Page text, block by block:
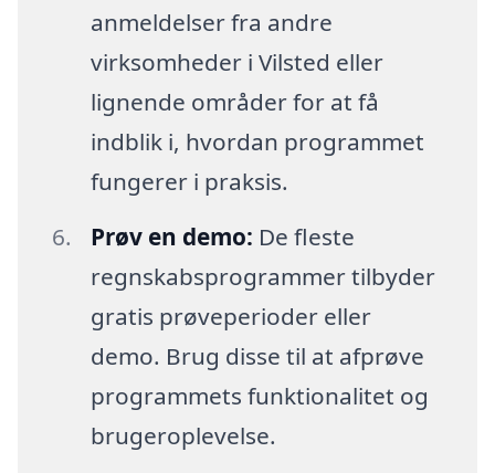
anmeldelser fra andre
virksomheder i Vilsted eller
lignende områder for at få
indblik i, hvordan programmet
fungerer i praksis.
Prøv en demo: De fleste
regnskabsprogrammer tilbyder
gratis prøveperioder eller
demo. Brug disse til at afprøve
programmets funktionalitet og
brugeroplevelse.